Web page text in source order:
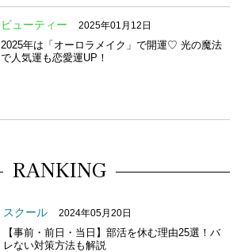
ビューティー 2025年01月12日
2025年は「オーロラメイク」で開運♡ 光の魔法
で人気運も恋愛運UP！
RANKING
スクール 2024年05月20日
【事前・前日・当日】部活を休む理由25選！バ
レない対策方法も解説